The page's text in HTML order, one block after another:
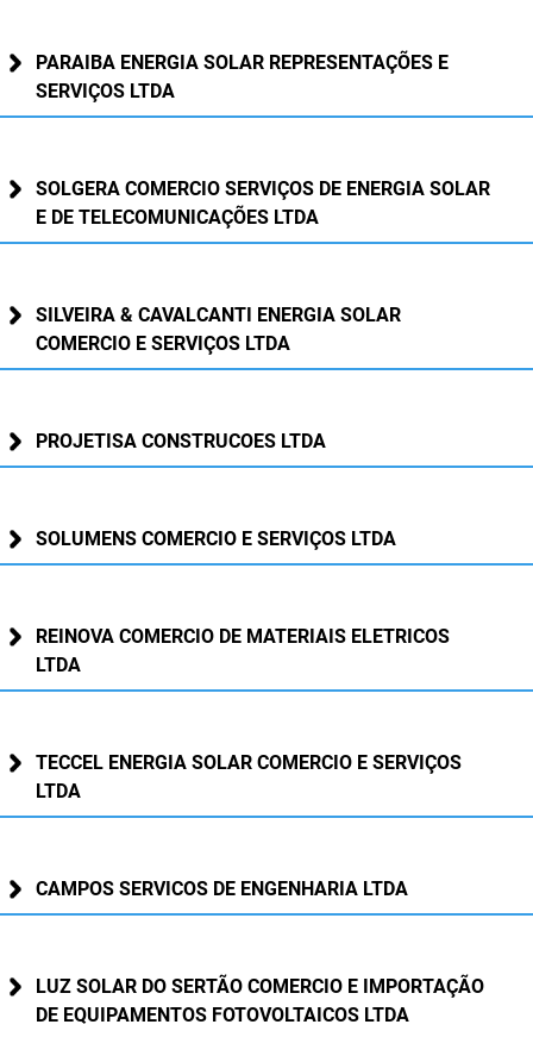
Segurança e Defesa Social
IMEQ
IPHAEP
LOTEP
PAP
PB Saúde
PBPREV
PROCASE
Polícia Civil
SUDEMA
PARAIBA ENERGIA SOLAR REPRESENTAÇÕES E
SERVIÇOS LTDA
SOLGERA COMERCIO SERVIÇOS DE ENERGIA SOLAR
E DE TELECOMUNICAÇÕES LTDA
SILVEIRA & CAVALCANTI ENERGIA SOLAR
COMERCIO E SERVIÇOS LTDA
PROJETISA CONSTRUCOES LTDA
SOLUMENS COMERCIO E SERVIÇOS LTDA
REINOVA COMERCIO DE MATERIAIS ELETRICOS
LTDA
TECCEL ENERGIA SOLAR COMERCIO E SERVIÇOS
LTDA
CAMPOS SERVICOS DE ENGENHARIA LTDA
LUZ SOLAR DO SERTÃO COMERCIO E IMPORTAÇÃO
DE EQUIPAMENTOS FOTOVOLTAICOS LTDA